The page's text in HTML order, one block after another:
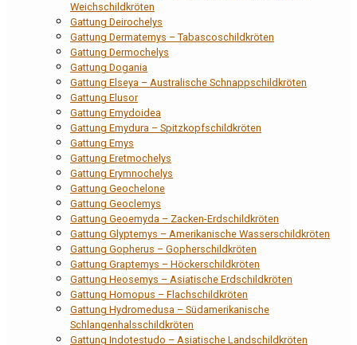
Weichschildkröten
Gattung Deirochelys
Gattung Dermatemys – Tabascoschildkröten
Gattung Dermochelys
Gattung Dogania
Gattung Elseya – Australische Schnappschildkröten
Gattung Elusor
Gattung Emydoidea
Gattung Emydura – Spitzkopfschildkröten
Gattung Emys
Gattung Eretmochelys
Gattung Erymnochelys
Gattung Geochelone
Gattung Geoclemys
Gattung Geoemyda – Zacken-Erdschildkröten
Gattung Glyptemys – Amerikanische Wasserschildkröten
Gattung Gopherus – Gopherschildkröten
Gattung Graptemys – Höckerschildkröten
Gattung Heosemys – Asiatische Erdschildkröten
Gattung Homopus – Flachschildkröten
Gattung Hydromedusa – Südamerikanische
Schlangenhalsschildkröten
Gattung Indotestudo – Asiatische Landschildkröten